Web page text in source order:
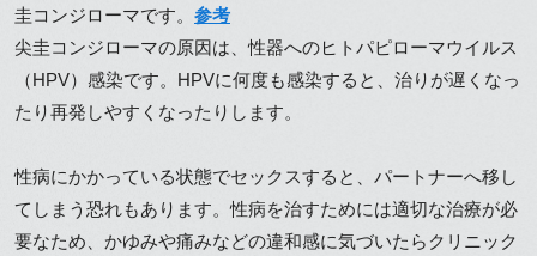
圭コンジローマです。 参考
尖圭コンジローマの原因は、性器へのヒトパピローマウイルス
（HPV）感染です。HPVに何度も感染すると、治りが遅くなっ
たり再発しやすくなったりします。
性病にかかっている状態でセックスすると、パートナーへ移し
てしまう恐れもあります。性病を治すためには適切な治療が必
要なため、かゆみや痛みなどの違和感に気づいたらクリニック